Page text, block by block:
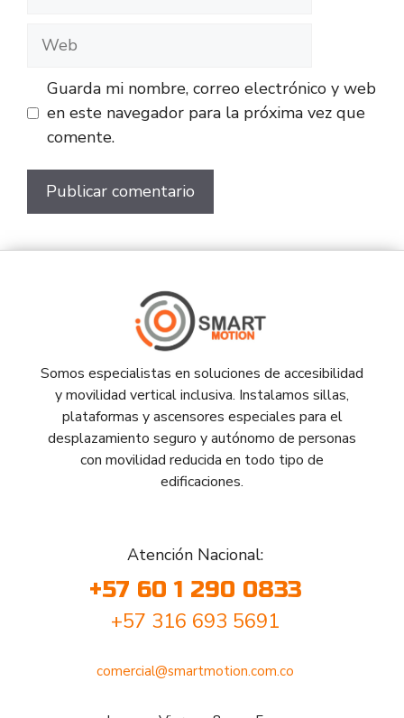
Guarda mi nombre, correo electrónico y web
en este navegador para la próxima vez que
comente.
Somos especialistas en soluciones de accesibilidad
y movilidad vertical inclusiva. Instalamos sillas,
plataformas y ascensores especiales para el
desplazamiento seguro y autónomo de personas
con movilidad reducida en todo tipo de
edificaciones.
Atención Nacional:
+57 60 1 290 0833
+57 316 693 5691
comercial@smartmotion.com.co